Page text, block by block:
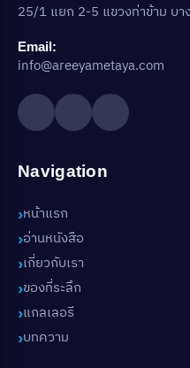
25/1 แยก 2-5 แขวงท่าข้าม บ
Email:
info@areeyametaya.com
Navigation
หน้าแรก
อ่านหนังสือ
เกี่ยวกับเรา
ของที่ระลึก
แกลเลอรี
บทความ